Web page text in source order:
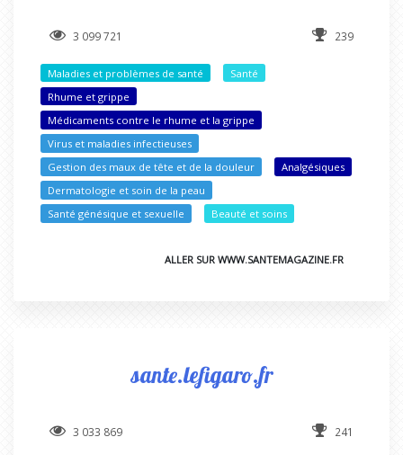
3 099 721 239
Maladies et problèmes de santé
Santé
Rhume et grippe
Médicaments contre le rhume et la grippe
Virus et maladies infectieuses
Gestion des maux de tête et de la douleur
Analgésiques
Dermatologie et soin de la peau
Santé génésique et sexuelle
Beauté et soins
ALLER SUR WWW.SANTEMAGAZINE.FR
sante.lefigaro.fr
3 033 869 241